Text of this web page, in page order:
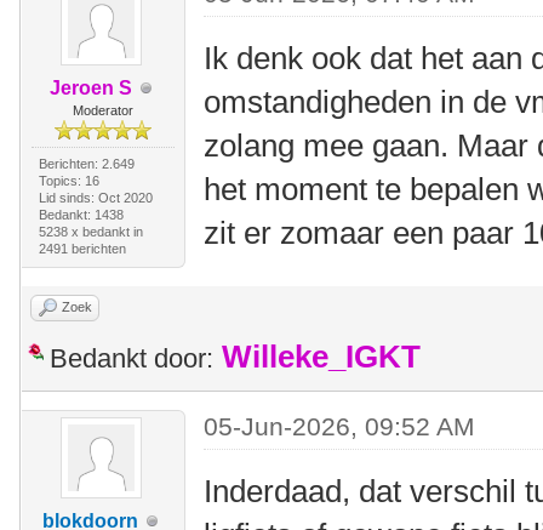
Jeroen S
Moderator
Berichten: 2.649
Topics: 16
Lid sinds: Oct 2020
Bedankt: 1438
5238 x bedankt in
2491 berichten
Ik denk ook dat het aan
omstandigheden in de
zolang mee gaan.
het moment te bepalen
zit er zomaar een paar
Zoek
Bedankt door: Willeke_IGKT
blokdoorn
05-Jun-2026, 09:52 AM
Inderdaad, dat verschil